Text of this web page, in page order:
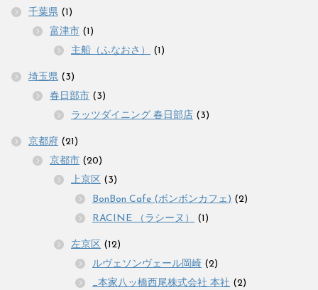
千葉県 (1)
富津市 (1)
主船（ふなおさ）
(1)
埼玉県 (3)
春日部市 (3)
ラッツダイニング 春日部店 (3)
京都府 (21)
京都市 (20)
上京区 (3)
BonBon Cafe (ボンボンカフェ) (2)
RACINE （ラシーヌ）
(1)
左京区 (12)
ルヴェソンヴェール岡崎 (2)
_本家八ッ橋西尾株式会社 本社 (2)